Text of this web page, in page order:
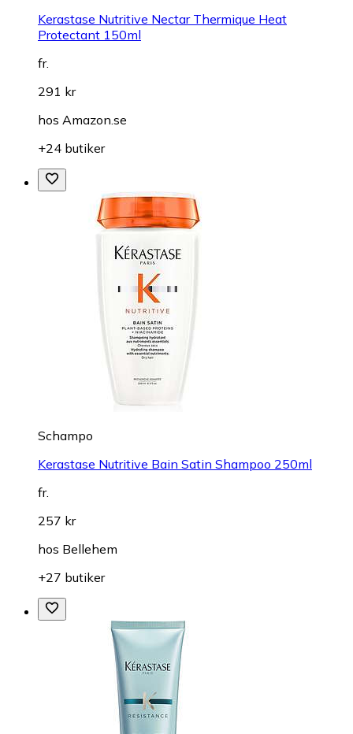
Kerastase Nutritive Nectar Thermique Heat
Protectant 150ml
fr.
291 kr
hos Amazon.se
+24 butiker
Schampo
Kerastase Nutritive Bain Satin Shampoo 250ml
fr.
257 kr
hos Bellehem
+27 butiker